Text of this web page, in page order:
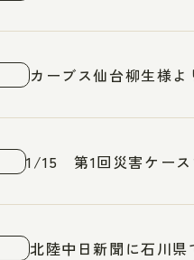
カーブス仙台柳生様よ
1/15 第1回災害ケース
北陸中日新聞に石川